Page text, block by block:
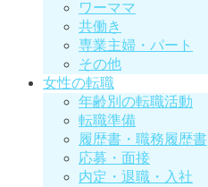
ワーママ
共働き
専業主婦・パート
その他
女性の転職
年齢別の転職活動
転職準備
履歴書・職務履歴書
応募・面接
内定・退職・入社